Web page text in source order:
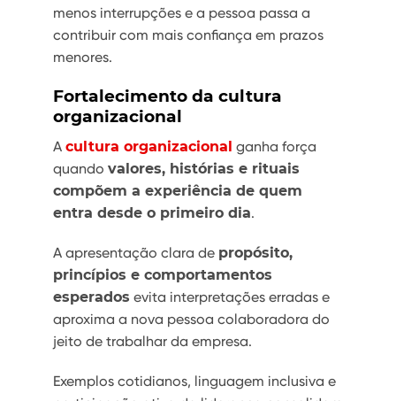
menos interrupções e a pessoa passa a
contribuir com mais confiança em prazos
menores.
Fortalecimento da cultura
organizacional
A cultura organizacional ganha força
quando valores, histórias e rituais
compõem a experiência de quem
entra desde o primeiro dia.
A apresentação clara de propósito,
princípios e comportamentos
esperados evita interpretações erradas e
aproxima a nova pessoa colaboradora do
jeito de trabalhar da empresa.
Exemplos cotidianos, linguagem inclusiva e